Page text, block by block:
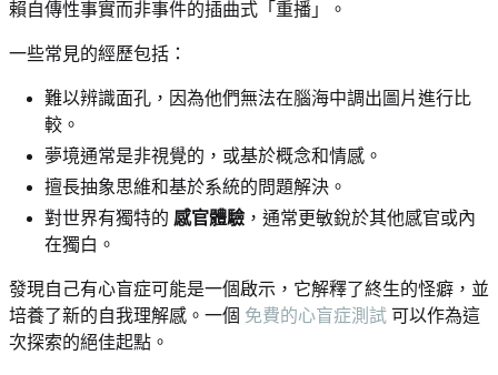
賴自傳性事實而非事件的插曲式「重播」。
一些常見的經歷包括：
難以辨識面孔，因為他們無法在腦海中調出圖片進行比
較。
夢境通常是非視覺的，或基於概念和情感。
擅長抽象思維和基於系統的問題解決。
對世界有獨特的 感官體驗 ，通常更敏銳於其他感官或內
在獨白。
發現自己有心盲症可能是一個啟示，它解釋了終生的怪癖，並
培養了新的自我理解感。一個 免費的心盲症測試 可以作為這
次探索的絕佳起點。